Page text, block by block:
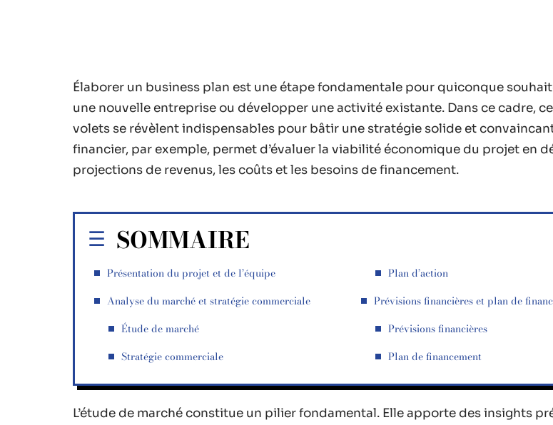
Élaborer un business plan est une étape fondamentale pour quiconque
une nouvelle entreprise ou développer une activité existante. Dans ce cadre,
volets se révèlent indispensables pour bâtir une stratégie solide et
financier, par exemple, permet d’évaluer la viabilité économique du projet en
projections de revenus, les coûts et les besoins de financement.
SOMMAIRE
Présentation du projet et de l’équipe
Analyse du marché et stratégie commerciale
Étude de marché
Stratégie commerciale
Plan d’action
Prévisions financières et plan de
Prévisions financières
Plan de financement
L’étude de marché constitue un pilier fondamental. Elle apporte des insights